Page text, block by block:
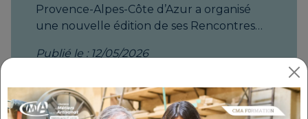
Publié le : 12/05/2026